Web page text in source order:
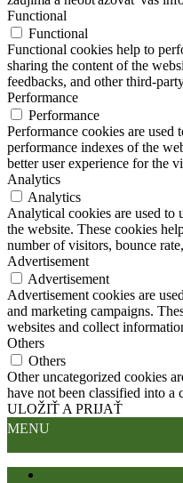
Functional
Functional
Functional cookies help to
sharing the content of the
feedbacks, and other third-
Performance
Performance
Performance cookies are used
performance indexes of the
better user experience for the
Analytics
Analytics
Analytical cookies are used to
the website. These cookies
number of visitors, bounce
Advertisement
Advertisement
Advertisement cookies are
and marketing campaigns.
websites and collect
Others
Others
Other uncategorized cookies
have not been classified into a
ULOŽIŤ A PRIJAŤ
MENU